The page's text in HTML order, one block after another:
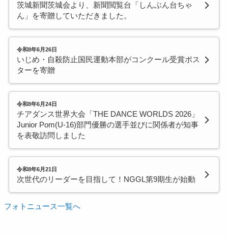
茨城新聞茨城会より、新聞閲覧台「しんぶん台ちゃ
ん」を寄贈していただきました。
令和8年6月26日
いじめ・自殺防止国民運動本部がコンクール受賞ポス
ターを寄贈
令和8年6月24日
チアダンス世界大会「THE DANCE WORLDS 2026」
Junior Pom(U-16)部門優勝の選手並びに関係者が知事
を表敬訪問しました
令和8年6月21日
次世代のリーダーを目指して！NGGL第9期生が始動
フォトニュース一覧へ